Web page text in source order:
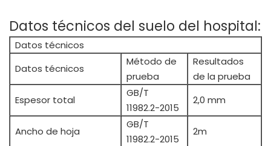
Datos técnicos del suelo del hospital:
Datos técnicos
Datos técnicos
Método de
prueba
Resultados
de la prueba
Espesor total
GB/T
11982.2-2015
2,0 mm
Ancho de hoja
GB/T
11982.2-2015
2m